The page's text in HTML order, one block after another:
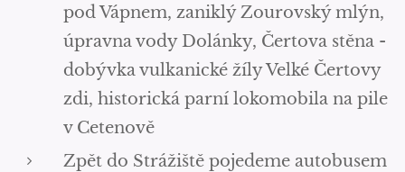
pod Vápnem, zaniklý Zourovský mlýn,
úpravna vody Dolánky, Čertova stěna -
dobývka vulkanické žíly Velké Čertovy
zdi, historická parní lokomobila na pile
v Cetenově
Zpět do Strážiště pojedeme autobusem